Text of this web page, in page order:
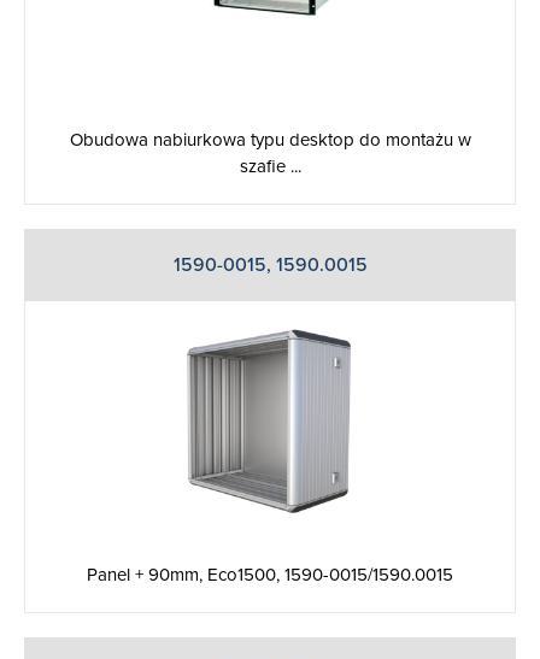
Obudowa nabiurkowa typu desktop do montażu w
szafie ...
1590-0015, 1590.0015
Panel + 90mm, Eco1500, 1590-0015/1590.0015